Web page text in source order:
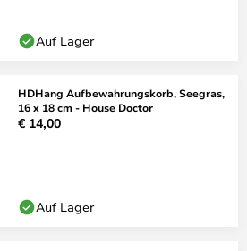
Auf Lager
HDHang Aufbewahrungskorb, Seegras,
16 x 18 cm - House Doctor
€ 14,00
Auf Lager